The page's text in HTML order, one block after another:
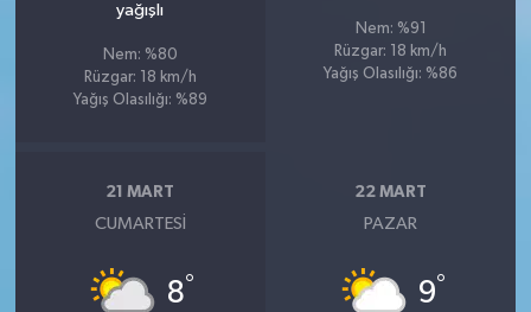
yağışlı
Nem: %80
Rüzgar: 18 km/h
Yağış Olasılığı: %89
Nem: %91
Rüzgar: 18 km/h
Yağış Olasılığı: %86
21 MART
CUMARTESI
8°
22 MART
PAZAR
9°